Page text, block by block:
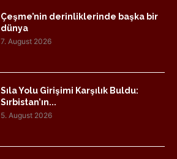
Çeşme’nin derinliklerinde başka bir
dünya
7. August 2026
Sıla Yolu Girişimi Karşılık Buldu:
Sırbistan’ın...
5. August 2026